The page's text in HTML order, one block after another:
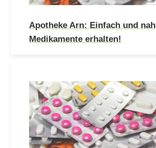
Apotheke Arn: Einfach und nah
Medikamente erhalten!